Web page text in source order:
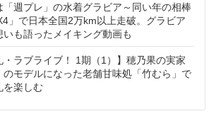
「週プレ」の水着グラビア～同い年の相棒
」で日本全国2万km以上走破。グラビア
いも語ったメイキング動画も
・ラブライブ！ 1期（1）】穂乃果の実家
のモデルになった老舗甘味処「竹むら」で
を楽しむ